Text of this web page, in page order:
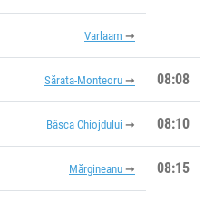
Varlaam
Sărata-Monteoru 08:08
Bâsca Chiojdului 08:10
Mărgineanu 08:15